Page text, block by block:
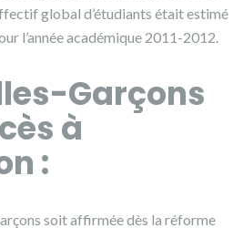
global d’étudiants était estimé
l’année académique 2011-2012.
Garçons
à
:
soit affirmée dès la réforme